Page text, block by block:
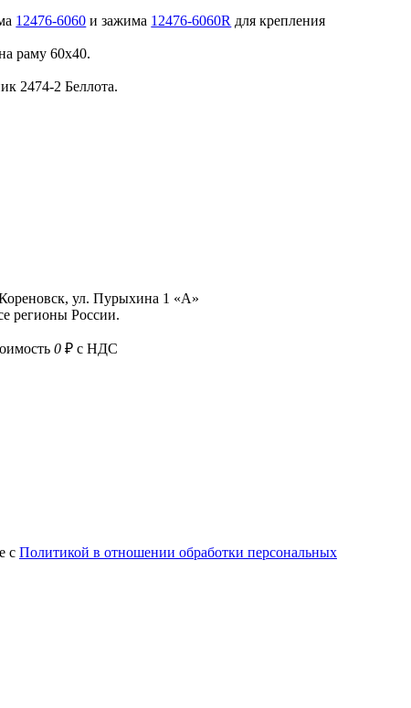
12476-6060 и зажима 12476-6060R для крепления
раму 60х40.
2474-2 Беллота.
ул. Пурыхина 1 «А»
регионы России.
0 ₽ с НДС
с Политикой в отношении обработки персональных